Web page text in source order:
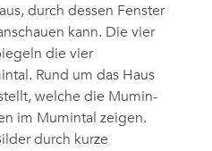
durch dessen Fenster
kann. Die vier
die vier
Rund um das Haus
welche die Mumin-
im Mumintal zeigen.
durch kurze